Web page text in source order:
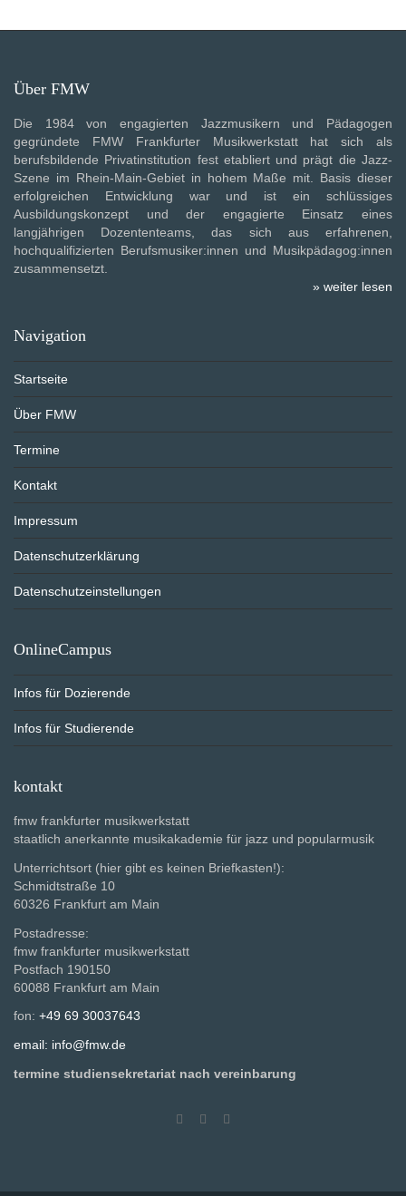
Über FMW
Die 1984 von engagierten Jazzmusikern und Pädagogen
gegründete FMW Frankfurter Musikwerkstatt hat sich als
berufsbildende Privatinstitution fest etabliert und prägt die Jazz-
Szene im Rhein-Main-Gebiet in hohem Maße mit. Basis dieser
erfolgreichen Entwicklung war und ist ein schlüssiges
Ausbildungskonzept und der engagierte Einsatz eines
langjährigen Dozententeams, das sich aus erfahrenen,
hochqualifizierten Berufsmusiker:innen und Musikpädagog:innen
zusammensetzt.
» weiter lesen
Navigation
Startseite
Über FMW
Termine
Kontakt
Impressum
Datenschutzerklärung
Datenschutzeinstellungen
OnlineCampus
Infos für Dozierende
Infos für Studierende
kontakt
fmw frankfurter musikwerkstatt
staatlich anerkannte musikakademie für jazz und popularmusik
Unterrichtsort (hier gibt es keinen Briefkasten!):
Schmidtstraße 10
60326 Frankfurt am Main
Postadresse:
fmw frankfurter musikwerkstatt
Postfach 190150
60088 Frankfurt am Main
fon: +49 69 30037643
email: info@fmw.de
termine studiensekretariat nach vereinbarung